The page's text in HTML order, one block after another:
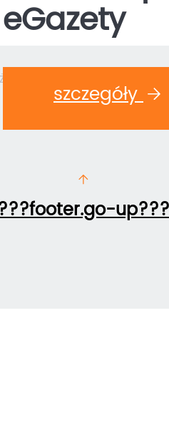
eGazety
szczegóły
© 2026 E-Kiosk S.A.
up???